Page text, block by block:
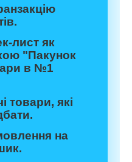
лист як
"Пакунок
в №1
товари, які
на